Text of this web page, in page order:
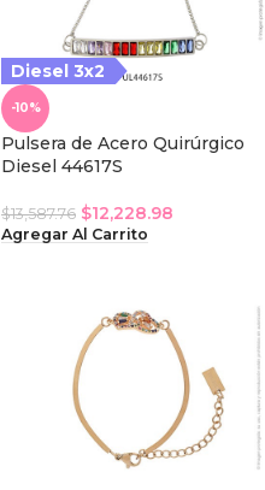
Diesel 3x2
-10%
Pulsera de Acero Quirúrgico
Diesel 44617S
$13,587.76 $12,228.98
Agregar Al Carrito